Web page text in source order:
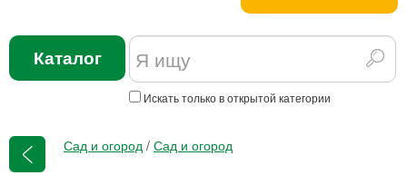
Каталог
Искать только в открытой категории
Сад и огород / Сад и огород